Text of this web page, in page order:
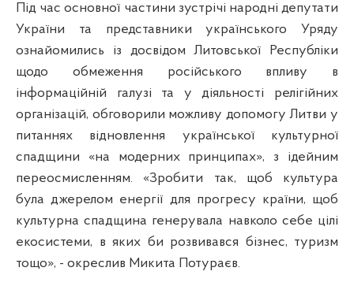
Під час основної частини зустрічі народні депутати
України та представники українського Уряду
ознайомились із досвідом Литовської Республіки
щодо обмеження російського впливу в
інформаційній галузі та у діяльності релігійних
організацій, обговорили можливу допомогу Литви у
питаннях відновлення української культурної
спадщини «на модерних принципах», з ідейним
переосмисленням. «Зробити так, щоб культура
була джерелом енергії для прогресу країни, щоб
культурна спадщина генерувала навколо себе цілі
екосистеми, в яких би розвивався бізнес, туризм
тощо», - окреслив Микита Потураєв.